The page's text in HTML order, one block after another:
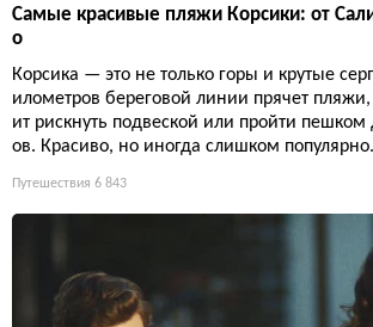
Самые красивые пляжи Корсики: от
о
Корсика — это не только горы и крутые
илометров береговой линии прячет пляжи,
ит рискнуть подвеской или пройти пешком
ов. Красиво, но иногда слишком популярно.
Путешествия 6 843